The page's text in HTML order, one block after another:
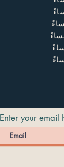
Enter your email